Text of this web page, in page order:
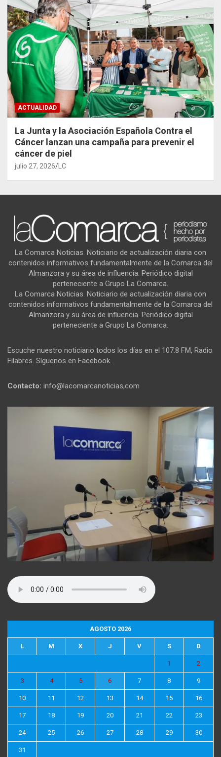
ACTUALIDAD
La Junta y la Asociación Española Contra el
Cáncer lanzan una campaña para prevenir el
cáncer de piel
julio 27, 2026 LC
La Comarca Noticias. Noticiario de actualización diaria con
contenidos informativos fundamentalmente de la Comarca del
Almanzora y su área de influencia. Periódico digital
perteneciente a Grupo La Comarca.
La Comarca Noticias. Noticiario de actualización diaria con
contenidos informativos fundamentalmente de la Comarca del
Almanzora y su área de influencia. Periódico digital
perteneciente a Grupo La Comarca.
Escuche nuestro noticiario todos los días en el 107.8 FM, Radio
Filabres. Síguenos en Facebook.
Contacto: info@lacomarcanoticias,com
AGOSTO 2026
L M X J V S D
1 2
3 4 5 6 7 8 9
10 11 12 13 14 15 16
17 18 19 20 21 22 23
24 25 26 27 28 29 30
31